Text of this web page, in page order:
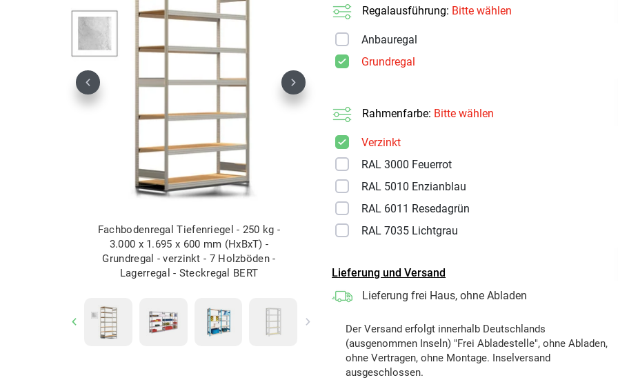
Fachbodenregal Tiefenriegel - 250 kg -
3.000 x 1.695 x 600 mm (HxBxT) -
Grundregal - verzinkt - 7 Holzböden -
Lagerregal - Steckregal BERT
Previous Next
Previous Next
Regalausführung: Bitte wählen
Anbauregal
Grundregal
Rahmenfarbe: Bitte wählen
Verzinkt
RAL 3000 Feuerrot
RAL 5010 Enzianblau
RAL 6011 Resedagrün
RAL 7035 Lichtgrau
Lieferung und Versand
Lieferung frei Haus, ohne Abladen
Der Versand erfolgt innerhalb Deutschlands
(ausgenommen Inseln) "Frei Abladestelle", ohne Abladen,
ohne Vertragen, ohne Montage. Inselversand
ausgeschlossen.